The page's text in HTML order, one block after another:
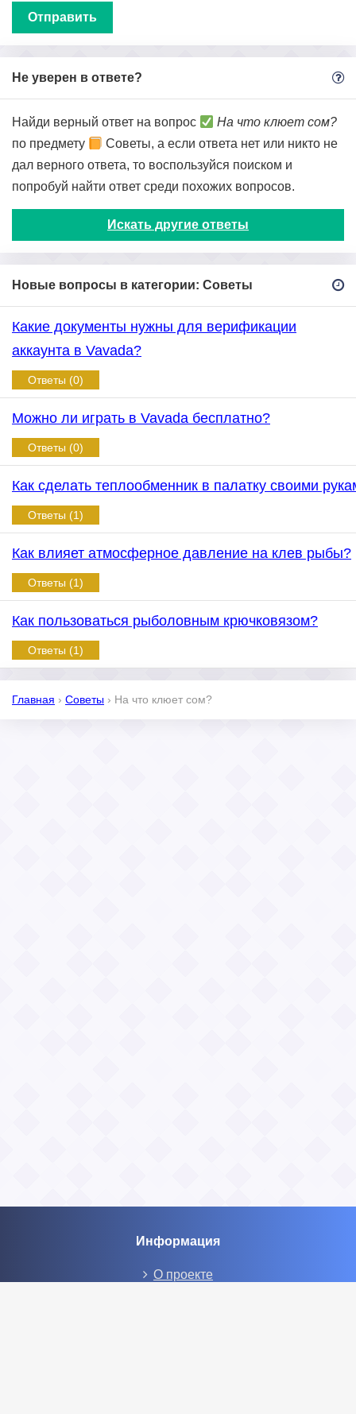
Не уверен в ответе?
Найди верный ответ на вопрос
На что клюет сом?
по предмету
Советы, а если ответа нет или никто не
дал верного ответа, то воспользуйся поиском и
попробуй найти ответ среди похожих вопросов.
Искать другие ответы
Новые вопросы в категории: Советы
Какие документы нужны для верификации
аккаунта в Vavada?
Ответы (0)
Можно ли играть в Vavada бесплатно?
Ответы (0)
Как сделать теплообменник в палатку своими
Ответы (1)
Как влияет атмосферное давление на клев рыбы?
Ответы (1)
Как пользоваться рыболовным крючковязом?
Ответы (1)
Главная › Советы › На что клюет сом?
Информация
О проекте